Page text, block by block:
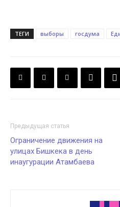
ТЕГИ выборы госдума
Предыдущая статья
Ограничение движения на
улицах Бишкека в день
инаугурации Атамбаева